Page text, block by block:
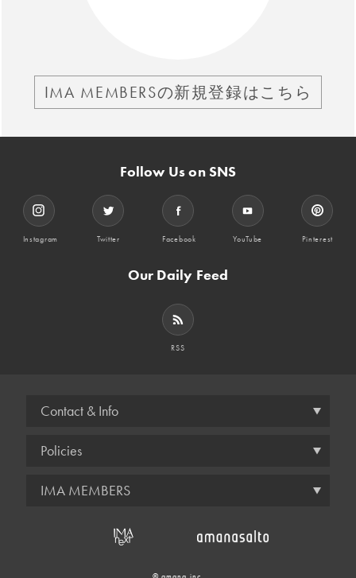
IMA MEMBERSの新規登録はこちら
Follow Us on SNS
Instagram Twitter Facebook YouTube Pinterest
Our Daily Feed
RSS
Contact & Info
Policies
IMA MEMBERS
© amana inc.